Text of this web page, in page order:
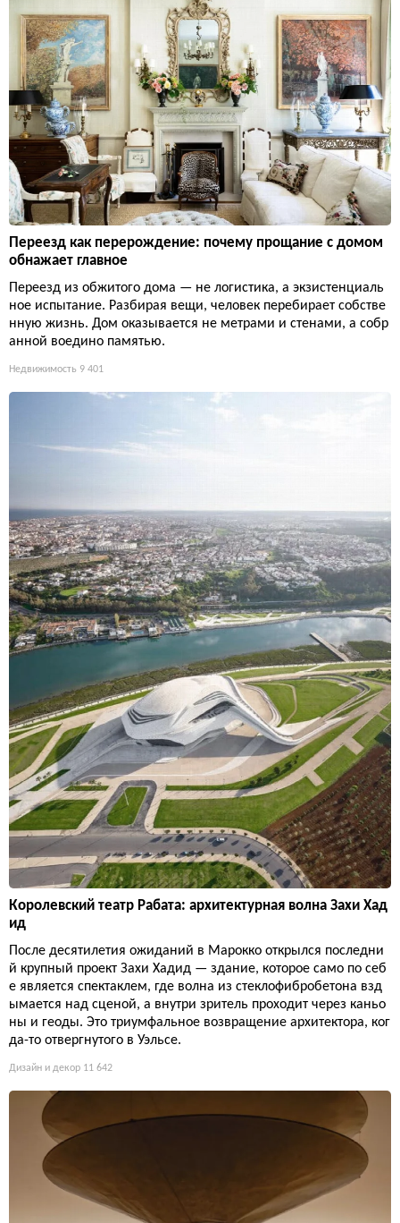
Переезд как перерождение: почему прощание с домом
обнажает главное
Переезд из обжитого дома — не логистика, а экзистенциаль
ное испытание. Разбирая вещи, человек перебирает собстве
нную жизнь. Дом оказывается не метрами и стенами, а собр
анной воедино памятью.
Недвижимость 9 401
Королевский театр Рабата: архитектурная волна Захи Хад
ид
После десятилетия ожиданий в Марокко открылся последни
й крупный проект Захи Хадид — здание, которое само по себ
е является спектаклем, где волна из стеклофибробетона взд
ымается над сценой, а внутри зритель проходит через каньо
ны и геоды. Это триумфальное возвращение архитектора, ког
да-то отвергнутого в Уэльсе.
Дизайн и декор 11 642